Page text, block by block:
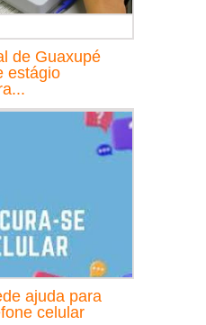
de Guaxupé
estágio
ajuda para
celular